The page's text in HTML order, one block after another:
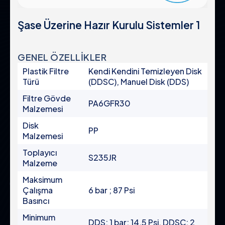
Şase Üzerine Hazır Kurulu Sistemler 1
GENEL ÖZELLİKLER
Plastik Filtre
Türü
Kendi Kendini Temizleyen Disk
(DDSC), Manuel Disk (DDS)
Filtre Gövde
Malzemesi
PA6GFR30
Disk
Malzemesi
PP
Toplayıcı
Malzeme
S235JR
Maksimum
Çalışma
Basıncı
6 bar ; 87 Psi
Minimum
DDS: 1 bar; 14,5 Psi, DDSC: 2
Kurumsal Politikalar
Kariyer
Pompa Koruma Filtreleri
Sistemler
Aksesuarlar
Ürün Grupları
Yarı Otomatik Filtreler
Gravel Filtreler ve Hidrosiklonlar
Pompa Koruma Filtreleri
Kontrol Panoları